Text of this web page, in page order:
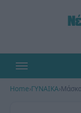
Home›ΓΥΝΑΙΚΑ›